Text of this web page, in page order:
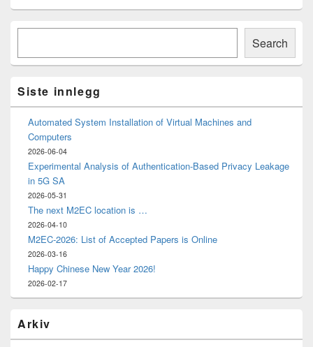
Primary
Area
Search
Siste innlegg
Automated System Installation of Virtual Machines and
Computers
2026-06-04
Experimental Analysis of Authentication-Based Privacy Leakage
in 5G SA
2026-05-31
The next M2EC location is …
2026-04-10
M2EC-2026: List of Accepted Papers is Online
2026-03-16
Happy Chinese New Year 2026!
2026-02-17
Arkiv